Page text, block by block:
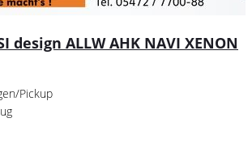
design ALLW AHK NAVI XENON
Pickup